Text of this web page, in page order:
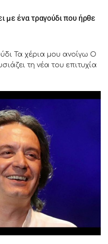
με ένα τραγούδι που ήρθε
Τα χέρια μου ανοίγω Ο
τη νέα του επιτυχία